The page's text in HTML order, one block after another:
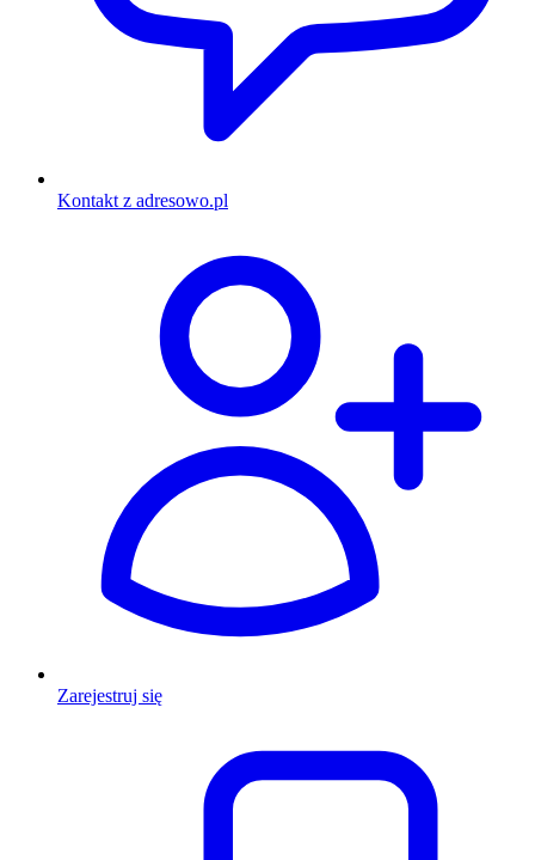
Kontakt z adresowo.pl
Zarejestruj się